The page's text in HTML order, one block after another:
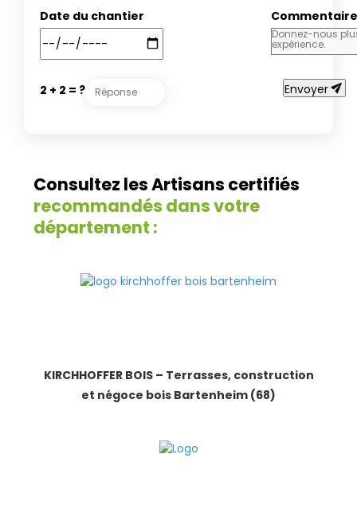
Date du chantier Commentaire
2 + 2 = ? Envoyersend
Consultez les Artisans certifiés
recommandés dans votre
département :
KIRCHHOFFER BOIS – Terrasses, construction
et négoce bois Bartenheim (68)